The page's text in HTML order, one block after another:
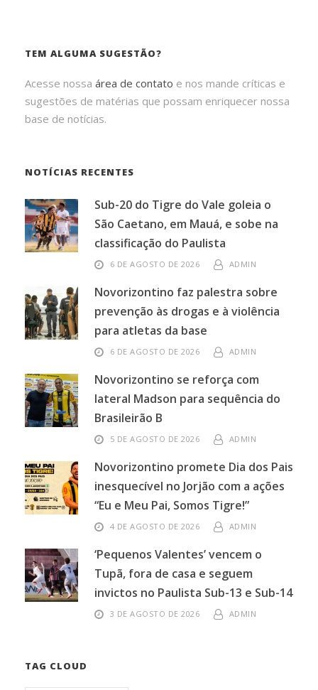
TEM ALGUMA SUGESTÃO?
Acesse nossa área de contato e nos mande críticas e
sugestões de matérias que possam enriquecer nossa
base de notícias.
NOTÍCIAS RECENTES
Sub-20 do Tigre do Vale goleia o
São Caetano, em Mauá, e sobe na
classificação do Paulista
6 DE AGOSTO DE 2026 ADMIN
Novorizontino faz palestra sobre
prevenção às drogas e à violência
para atletas da base
6 DE AGOSTO DE 2026 ADMIN
Novorizontino se reforça com
lateral Madson para sequência do
Brasileirão B
5 DE AGOSTO DE 2026 ADMIN
Novorizontino promete Dia dos Pais
inesquecível no Jorjão com a ações
“Eu e Meu Pai, Somos Tigre!”
4 DE AGOSTO DE 2026 ADMIN
‘Pequenos Valentes’ vencem o
Tupã, fora de casa e seguem
invictos no Paulista Sub-13 e Sub-14
3 DE AGOSTO DE 2026 ADMIN
TAG CLOUD